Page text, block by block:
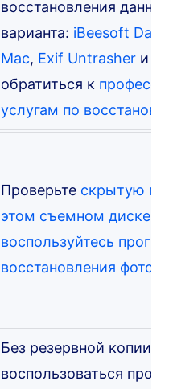
восстановления
варианта: iBeesoft
Mac, Exif Untrasher и
обратиться к
услугам по
Проверьте скрытую
этом съемном диске
воспользуйтесь
восстановления фото
Без резервной копии
воспользоваться